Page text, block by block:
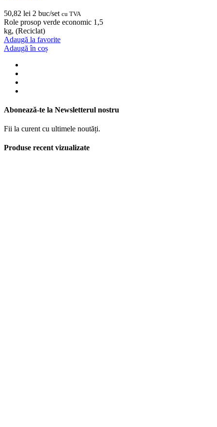
50,82 lei 2 buc/set cu TVA
Role prosop verde economic 1,5
kg, (Reciclat)
Adaugă la favorite
Adaugă în coș
Abonează-te la Newsletterul nostru
Fii la curent cu ultimele noutăți.
Produse recent vizualizate